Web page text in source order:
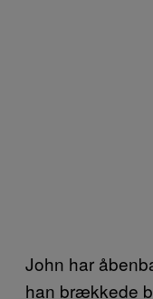
John har
han brækkede